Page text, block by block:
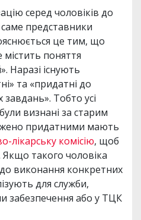
серед чоловіків до
представники
це тим, що
містить поняття
Наразі існують
та «придатні до
Тобто усі
визнані за старим
придатними мають
лікарську комісію, щоб
Якщо такого чоловіка
виконання конкретних
для служби,
забезпечення або у ТЦК